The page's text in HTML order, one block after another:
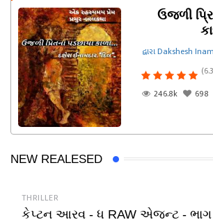
ઉજળી
દ્વારા Dakshesh
246.8k
698
NEW REALESED
THRILLER
કેપ્ટન આરવ - ધ RAW એજન્ટ - ભાગ